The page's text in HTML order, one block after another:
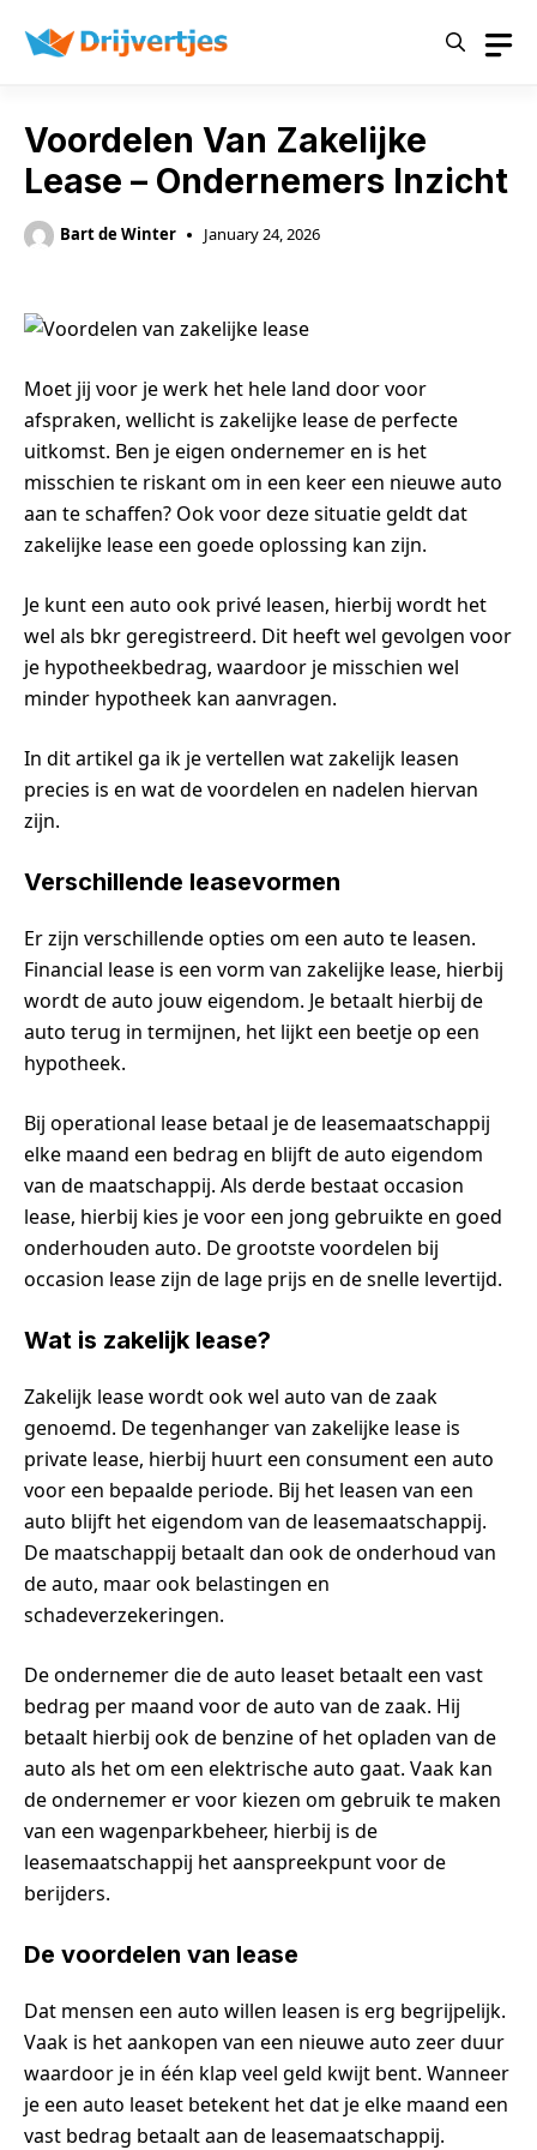
Voordelen Van Zakelijke
Lease – Ondernemers Inzicht
Bart de Winter January 24, 2026
Moet jij voor je werk het hele land door voor
afspraken, wellicht is zakelijke lease de perfecte
uitkomst. Ben je eigen ondernemer en is het
misschien te riskant om in een keer een nieuwe auto
aan te schaffen? Ook voor deze situatie geldt dat
zakelijke lease een goede oplossing kan zijn.
Je kunt een auto ook privé leasen, hierbij wordt het
wel als bkr geregistreerd. Dit heeft wel gevolgen voor
je hypotheekbedrag, waardoor je misschien wel
minder hypotheek kan aanvragen.
In dit artikel ga ik je vertellen wat zakelijk leasen
precies is en wat de voordelen en nadelen hiervan
zijn.
Verschillende leasevormen
Er zijn verschillende opties om een auto te leasen.
Financial lease is een vorm van zakelijke lease, hierbij
wordt de auto jouw eigendom. Je betaalt hierbij de
auto terug in termijnen, het lijkt een beetje op een
hypotheek.
Bij operational lease betaal je de leasemaatschappij
elke maand een bedrag en blijft de auto eigendom
van de maatschappij. Als derde bestaat occasion
lease, hierbij kies je voor een jong gebruikte en goed
onderhouden auto. De grootste voordelen bij
occasion lease zijn de lage prijs en de snelle levertijd.
Wat is zakelijk lease?
Zakelijk lease wordt ook wel auto van de zaak
genoemd. De tegenhanger van zakelijke lease is
private lease, hierbij huurt een consument een auto
voor een bepaalde periode. Bij het leasen van een
auto blijft het eigendom van de leasemaatschappij.
De maatschappij betaalt dan ook de onderhoud van
de auto, maar ook belastingen en
schadeverzekeringen.
De ondernemer die de auto leaset betaalt een vast
bedrag per maand voor de auto van de zaak. Hij
betaalt hierbij ook de benzine of het opladen van de
auto als het om een elektrische auto gaat. Vaak kan
de ondernemer er voor kiezen om gebruik te maken
van een wagenparkbeheer, hierbij is de
leasemaatschappij het aanspreekpunt voor de
berijders.
De voordelen van lease
Dat mensen een auto willen leasen is erg begrijpelijk.
Vaak is het aankopen van een nieuwe auto zeer duur
waardoor je in één klap veel geld kwijt bent. Wanneer
je een auto leaset betekent het dat je elke maand een
vast bedrag betaalt aan de leasemaatschappij.